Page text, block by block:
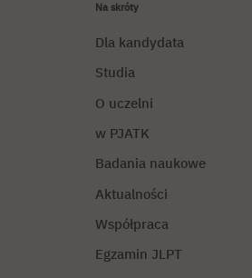
Na skróty
Dla kandydata
Studia
O uczelni
w PJATK
Badania naukowe
Aktualności
Współpraca
Egzamin JLPT